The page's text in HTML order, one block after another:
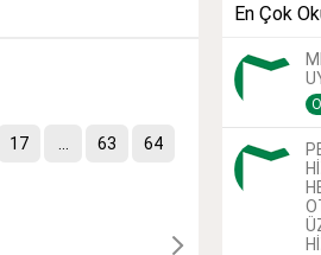
17 63 64
En Çok